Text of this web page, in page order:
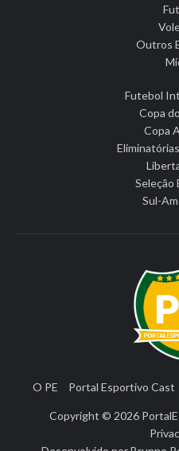
Outros
Futebol
Copa
Copa
Seleção
Sul-
O PE Portal Esportivo Cast
Copyright © 2026